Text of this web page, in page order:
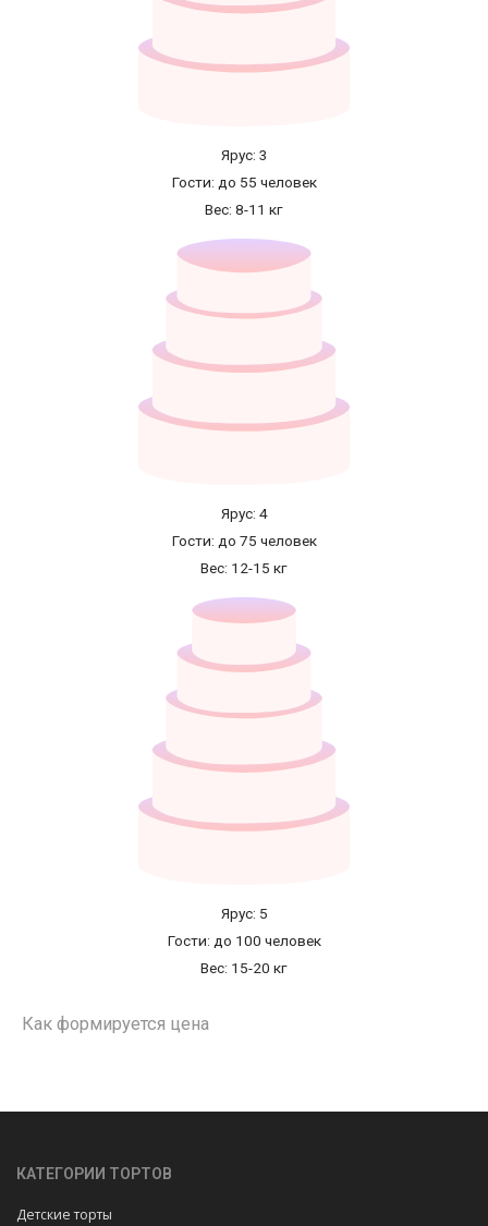
Ярус: 3
Гости: до 55 человек
Вес: 8-11 кг
Ярус: 4
Гости: до 75 человек
Вес: 12-15 кг
Ярус: 5
Гости: до 100 человек
Вес: 15-20 кг
Как формируется цена
КАТЕГОРИИ ТОРТОВ
Детские торты